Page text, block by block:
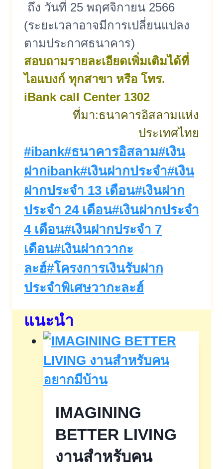
ถึง วันที่ 25 พฤศจิกายน 2566
(ระยะเวลาอาจมีการเปลี่ยนแปลง
ตามประกาศธนาคาร)
สอบถามรายละเอียดเพิ่มเติมได้ที่
ไอแบงก์ ทุกสาขา หรือ โทร.
iBank call Center 1302
ที่มา:ธนาคารอิสลามแห่ง
ประเทศไทย
Post
Tags:
#ibank#ธนาคารอิสลาม#เงิน
ฝากibank#เงินฝากประจำ#เงิน
ฝากประจำ 13 เดือน#เงินฝาก
ประจำ 24 เดือน#เงินฝากประจำ
4 เดือน#เงินฝากประจำ 7
เดือน#เงินฝากวากะ
ละฮ์#โครงการเงินรับฝาก
ประจำพิเศษวากะละฮ์
แนะนำ
IMAGINING
BETTER LIVING
งานสำหรับคน